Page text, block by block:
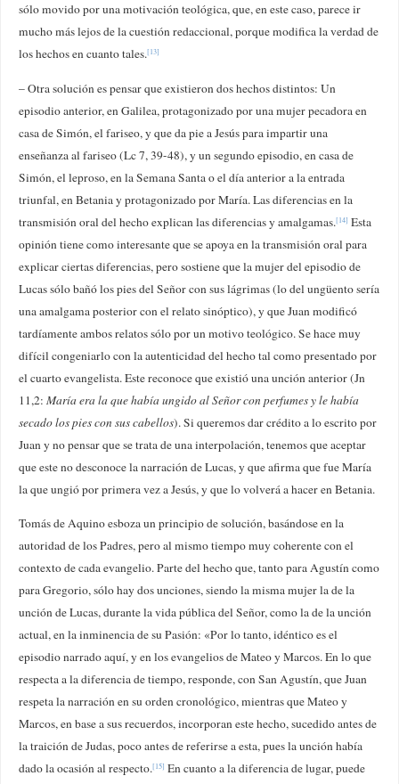
sólo movido por una motivación teológica, que, en este caso, parece ir
mucho más lejos de la cuestión redaccional, porque modifica la verdad de
los hechos en cuanto tales.[13]
– Otra solución es pensar que existieron dos hechos distintos: Un
episodio anterior, en Galilea, protagonizado por una mujer pecadora en
casa de Simón, el fariseo, y que da pie a Jesús para impartir una
enseñanza al fariseo (Lc 7, 39-48), y un segundo episodio, en casa de
Simón, el leproso, en la Semana Santa o el día anterior a la entrada
triunfal, en Betania y protagonizado por María. Las diferencias en la
transmisión oral del hecho explican las diferencias y amalgamas.[14] Esta
opinión tiene como interesante que se apoya en la transmisión oral para
explicar ciertas diferencias, pero sostiene que la mujer del episodio de
Lucas sólo bañó los pies del Señor con sus lágrimas (lo del ungüento sería
una amalgama posterior con el relato sinóptico), y que Juan modificó
tardíamente ambos relatos sólo por un motivo teológico. Se hace muy
difícil congeniarlo con la autenticidad del hecho tal como presentado por
el cuarto evangelista. Este reconoce que existió una unción anterior (Jn
11,2: María era la que había ungido al Señor con perfumes y le había
secado los pies con sus cabellos). Si queremos dar crédito a lo escrito por
Juan y no pensar que se trata de una interpolación, tenemos que aceptar
que este no desconoce la narración de Lucas, y que afirma que fue María
la que ungió por primera vez a Jesús, y que lo volverá a hacer en Betania.
Tomás de Aquino esboza un principio de solución, basándose en la
autoridad de los Padres, pero al mismo tiempo muy coherente con el
contexto de cada evangelio. Parte del hecho que, tanto para Agustín como
para Gregorio, sólo hay dos unciones, siendo la misma mujer la de la
unción de Lucas, durante la vida pública del Señor, como la de la unción
actual, en la inminencia de su Pasión: «Por lo tanto, idéntico es el
episodio narrado aquí, y en los evangelios de Mateo y Marcos. En lo que
respecta a la diferencia de tiempo, responde, con San Agustín, que Juan
respeta la narración en su orden cronológico, mientras que Mateo y
Marcos, en base a sus recuerdos, incorporan este hecho, sucedido antes de
la traición de Judas, poco antes de referirse a esta, pues la unción había
dado la ocasión al respecto.[15] En cuanto a la diferencia de lugar, puede